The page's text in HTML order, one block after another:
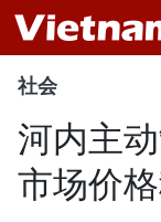
社会
河内主
市场价